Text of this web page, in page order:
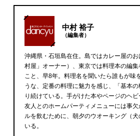
中村 裕子
（編集者）
沖縄県・石垣島在住。島ではカレー屋の
村屋」オーナー）、東京では料理本の編集
こと、早8年。料理名を聞いたら誰もが味
うな、定番の料理に魅力を感じ、「基本の
り続けている。手がけた本やページのヘビ
友人とのホームパーティメニューには事
ルを飲むために、朝夕のウオーキング（
いる。